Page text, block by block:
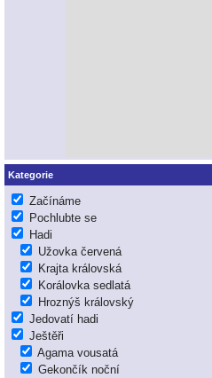
Kategorie
Začínáme
Pochlubte se
Hadi
Užovka červená
Krajta královská
Korálovka sedlatá
Hroznýš královský
Jedovatí hadi
Ještěři
Agama vousatá
Gekončík noční